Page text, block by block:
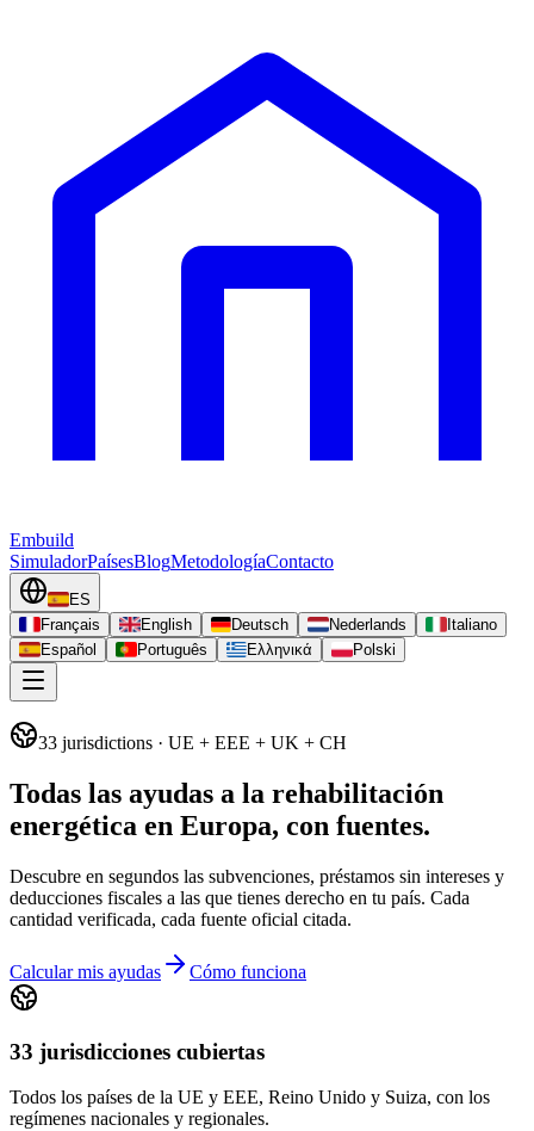
Embuild
SimuladorPaísesBlogMetodologíaContacto
ES
Français
English Deutsch Nederlands
Italiano
Español
Português Ελληνικά Polski
33 jurisdictions · UE + EEE + UK + CH
Todas las ayudas a la rehabilitación
energética en Europa, con fuentes.
Descubre en segundos las subvenciones, préstamos sin intereses y
deducciones fiscales a las que tienes derecho en tu país. Cada
cantidad verificada, cada fuente oficial citada.
Calcular mis ayudas Cómo funciona
33 jurisdicciones cubiertas
Todos los países de la UE y EEE, Reino Unido y Suiza, con los
regímenes nacionales y regionales.